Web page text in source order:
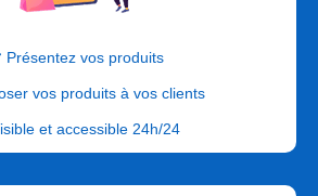
Présentez vos produits
vos produits à vos clients
et accessible 24h/24